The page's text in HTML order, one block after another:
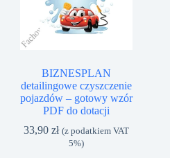
BIZNESPLAN
detailingowe czyszczenie
pojazdów – gotowy wzór
PDF do dotacji
33,90zł (z podatkiem VAT
5%)